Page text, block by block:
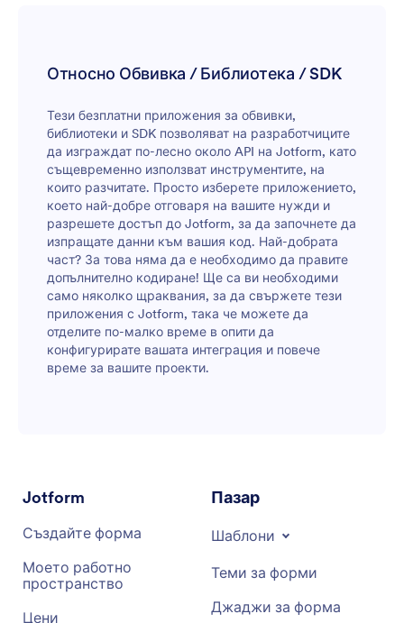
Относно Обвивка / Библиотека / SDK
Тези безплатни приложения за обвивки,
библиотеки и SDK позволяват на разработчиците
да изграждат по-лесно около API на Jotform, като
същевременно използват инструментите, на
които разчитате. Просто изберете приложението,
което най-добре отговаря на вашите нужди и
разрешете достъп до Jotform, за да започнете да
изпращате данни към вашия код. Най-добрата
част? За това няма да е необходимо да правите
допълнително кодиране! Ще са ви необходими
само няколко щраквания, за да свържете тези
приложения с Jotform, така че можете да
отделите по-малко време в опити да
конфигурирате вашата интеграция и повече
време за вашите проекти.
Jotform
Създайте форма
Моето работно
пространство
Цени
Пазар
Шаблони
Теми за форми
Джаджи за форма